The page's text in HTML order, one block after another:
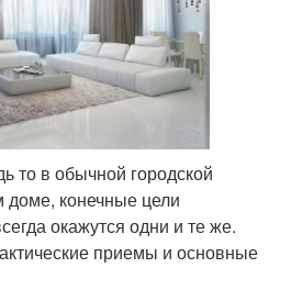
то в обычной городской
доме, конечные цели
окажутся одни и те же.
приемы и основные